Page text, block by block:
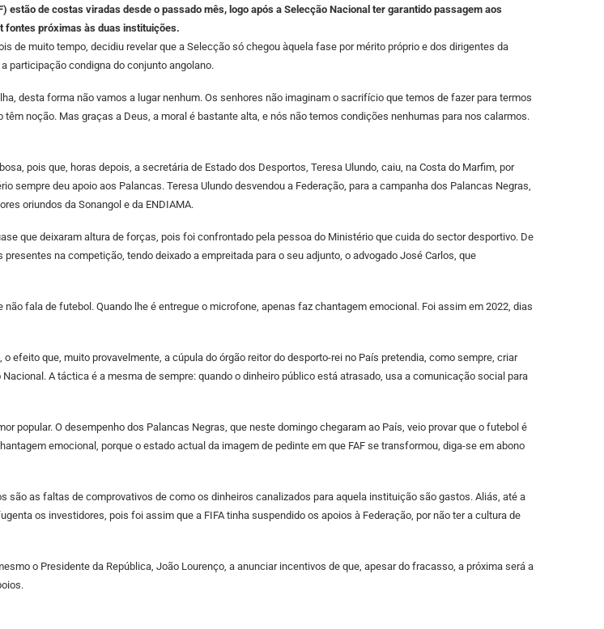
estão de costas viradas desde o passado mês, logo após a Selecção Nacional ter garantido passagem aos
fontes próximas às duas instituições.
de muito tempo, decidiu revelar que a Selecção só chegou àquela fase por mérito próprio e dos dirigentes da
participação condigna do conjunto angolano.
desta forma não vamos a lugar nenhum. Os senhores não imaginam o sacrifício que temos de fazer para termos
noção. Mas graças a Deus, a moral é bastante alta, e nós não temos condições nenhumas para nos calarmos.
pois que, horas depois, a secretária de Estado dos Desportos, Teresa Ulundo, caiu, na Costa do Marfim, por
sempre deu apoio aos Palancas. Teresa Ulundo desvendou a Federação, para a campanha dos Palancas Negras,
oriundos da Sonangol e da ENDIAMA.
que deixaram altura de forças, pois foi confrontado pela pessoa do Ministério que cuida do sector desportivo. De
na competição, tendo deixado a empreitada para o seu adjunto, o advogado José Carlos, que
fala de futebol. Quando lhe é entregue o microfone, apenas faz chantagem emocional. Foi assim em 2022, dias
efeito que, muito provavelmente, a cúpula do órgão reitor do desporto-rei no País pretendia, como sempre, criar
A táctica é a mesma de sempre: quando o dinheiro público está atrasado, usa a comunicação social para
popular. O desempenho dos Palancas Negras, que neste domingo chegaram ao País, veio provar que o futebol é
emocional, porque o estado actual da imagem de pedinte em que FAF se transformou, diga-se em abono
são as faltas de comprovativos de como os dinheiros canalizados para aquela instituição são gastos. Aliás, até a
os investidores, pois foi assim que a FIFA tinha suspendido os apoios à Federação, por não ter a cultura de
o Presidente da República, João Lourenço, a anunciar incentivos de que, apesar do fracasso, a próxima será a